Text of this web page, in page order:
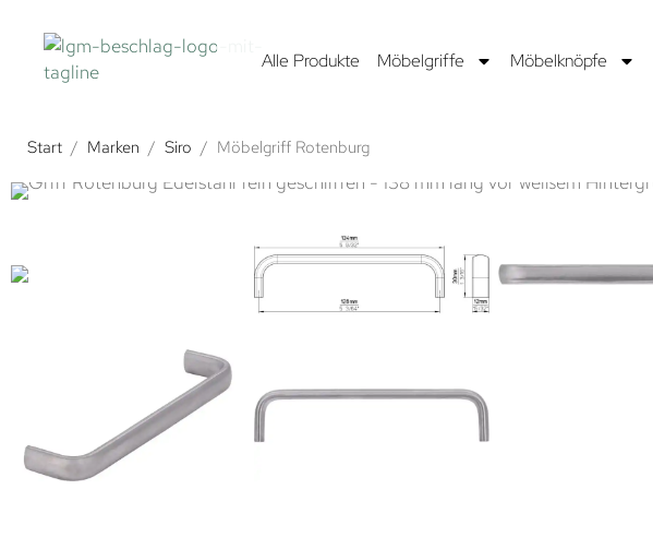
Alle Produkte Möbelgriffe Möbelknöpfe
Start / Marken / Siro / Möbelgriff Rotenburg